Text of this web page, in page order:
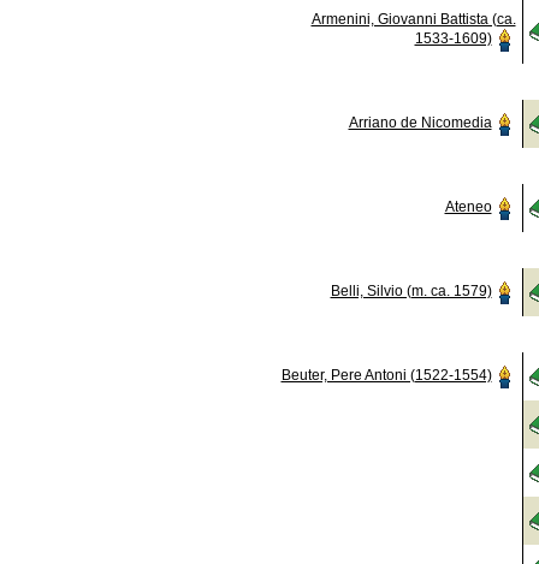
Armenini, Giovanni Battista (ca.
1533-1609)
Arriano de Nicomedia
Ateneo
Belli, Silvio (m. ca. 1579)
Beuter, Pere Antoni (1522-1554)